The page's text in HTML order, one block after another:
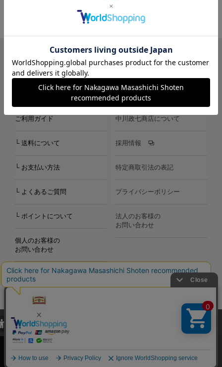
LINE Instagram X Facebook メールマガジン
ご利用ガイド
└ 送料について
└ お支払い方法
└ よくあるご質問
└ ポイントについて
個人のお客様の
お問い合わせ
中川政七商店について
採用情報
特定商取引法の表記
プライバシーポリシー
法人のお客様の
お問い合わせ
Copyright©2000-2026
Nakagawa Masashichi Shoten All Rights Reserved.
当サイトでは、当サイト内における閲覧履歴・属性情報などの取得およ
び利便性向上のためにクッキー（Cookie）を使用いたします。詳細に
関しては「プライバシーポリシー
承諾する